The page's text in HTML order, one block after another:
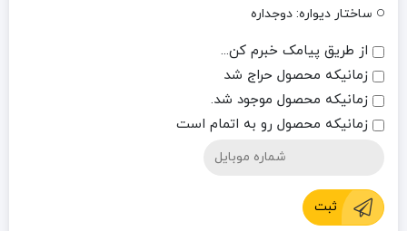
ساختار دیواره: دوجداره
از طریق پیامک خبرم کن...
زمانیکه محصول حراج شد
زمانیکه محصول موجود شد.
زمانیکه محصول رو به اتمام است
ثبت